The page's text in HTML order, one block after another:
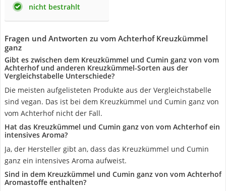
nicht bestrahlt
Fragen und Antworten zu vom Achterhof Kreuzkümmel
ganz
Gibt es zwischen dem Kreuzkümmel und Cumin ganz von vom
Achterhof und anderen Kreuzkümmel-Sorten aus der
Vergleichstabelle Unterschiede?
Die meisten aufgelisteten Produkte aus der Vergleichstabelle
sind vegan. Das ist bei dem Kreuzkümmel und Cumin ganz von
vom Achterhof nicht der Fall.
Hat das Kreuzkümmel und Cumin ganz von vom Achterhof ein
intensives Aroma?
Ja, der Hersteller gibt an, dass das Kreuzkümmel und Cumin
ganz ein intensives Aroma aufweist.
Sind in dem Kreuzkümmel und Cumin ganz von vom Achterhof
Aromastoffe enthalten?